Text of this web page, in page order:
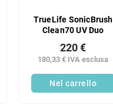
TrueLife SonicBrush
Clean70 UV Duo
180,33 € IVA esclusa
220 €
Nel carrello